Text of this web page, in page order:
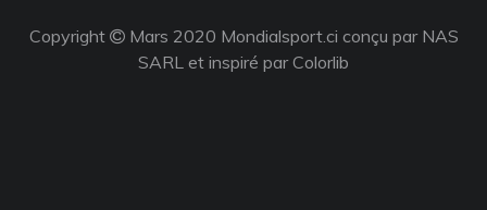
Copyright
Mars 2020 Mondialsport.ci conçu par NAS
SARL et inspiré parColorlib